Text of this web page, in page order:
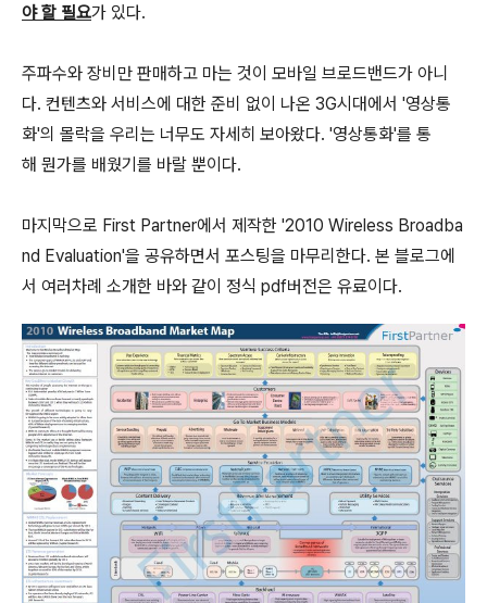
야 할 필요가 있다.
주파수와 장비만 판매하고 마는 것이 모바일 브로드밴드가 아니
다. 컨텐츠와 서비스에 대한 준비 없이 나온 3G시대에서 '영상통
화'의 몰락을 우리는 너무도 자세히 보아왔다. '영상통화'를 통
해 뭔가를 배웠기를 바랄 뿐이다.
마지막으로 First Partner에서 제작한 '2010 Wireless Broadba
nd Evaluation'을 공유하면서 포스팅을 마무리한다. 본 블로그에
서 여러차례 소개한 바와 같이 정식 pdf버전은 유료이다.